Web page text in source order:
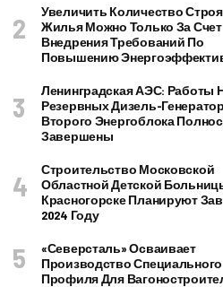
Увеличить Количество
Жилья Можно Только За Счет
Внедрения Требований По
Повышению
Ленинградская АЭС: Работы
Резервных Дизель-
Второго Энергоблока
Завершены
Строительство Московской
Областной Детской
Красногорске Планируют
2024 Году
«Северсталь» Осваивает
Производство Специального
Профиля Для